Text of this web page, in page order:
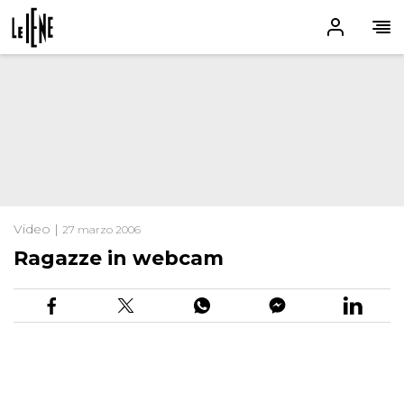
Video | 27 marzo 2006
Ragazze in webcam